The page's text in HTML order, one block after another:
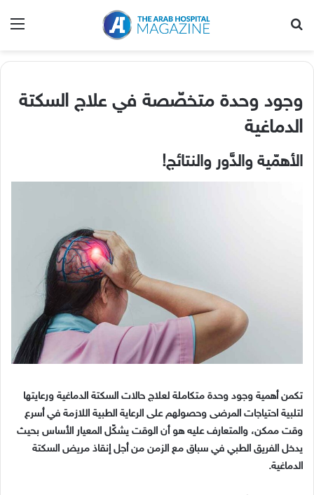
وجود وحدة متخصّصة في علاج السكتة
الدماغية
الأهمّية والدَّور والنتائج!
تكمن أهمية وجود وحدة متكاملة لعلاج حالات السكتة الدماغية ورعايتها
لتلبية احتياجات المرضى وحصولهم على الرعاية الطبية اللازمة في أسرع
وقت ممكن، والمتعارف عليه هو أن الوقت يشكّل المعيار الأساس بحيث
يدخل الفريق الطبي في سباق مع الزمن من أجل إنقاذ مريض السكتة
الدماغية.